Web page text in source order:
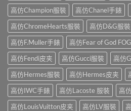
高仿Champion服裝
高仿Chanel手錶
高仿ChromeHearts服裝
高仿D&G服裝
高仿F.Muller手錶
高仿Fear of God
高仿Fendi皮夹
高仿Gucci服裝 高仿
高仿Hermes服裝
高仿Hermes皮夹
高仿IWC手錶
高仿Lacoste 服裝
高
高仿LouisVuitton皮夹
高仿LV服裝